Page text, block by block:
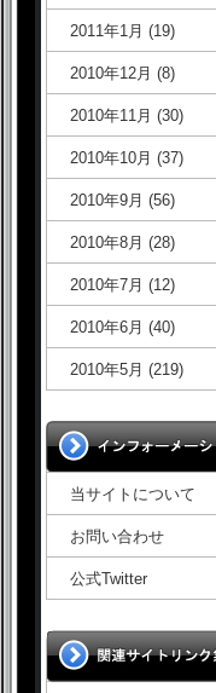
2011年1月 (19)
2010年12月 (8)
2010年11月 (30)
2010年10月 (37)
2010年9月 (56)
2010年8月 (28)
2010年7月 (12)
2010年6月 (40)
2010年5月 (219)
当サイトについて
お問い合わせ
公式Twitter